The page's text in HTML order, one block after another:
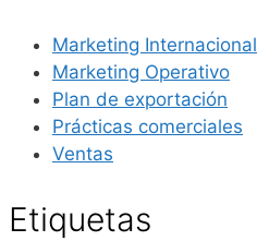
Marketing Internacional
Marketing Operativo
Plan de exportación
Prácticas comerciales
Ventas
Etiquetas